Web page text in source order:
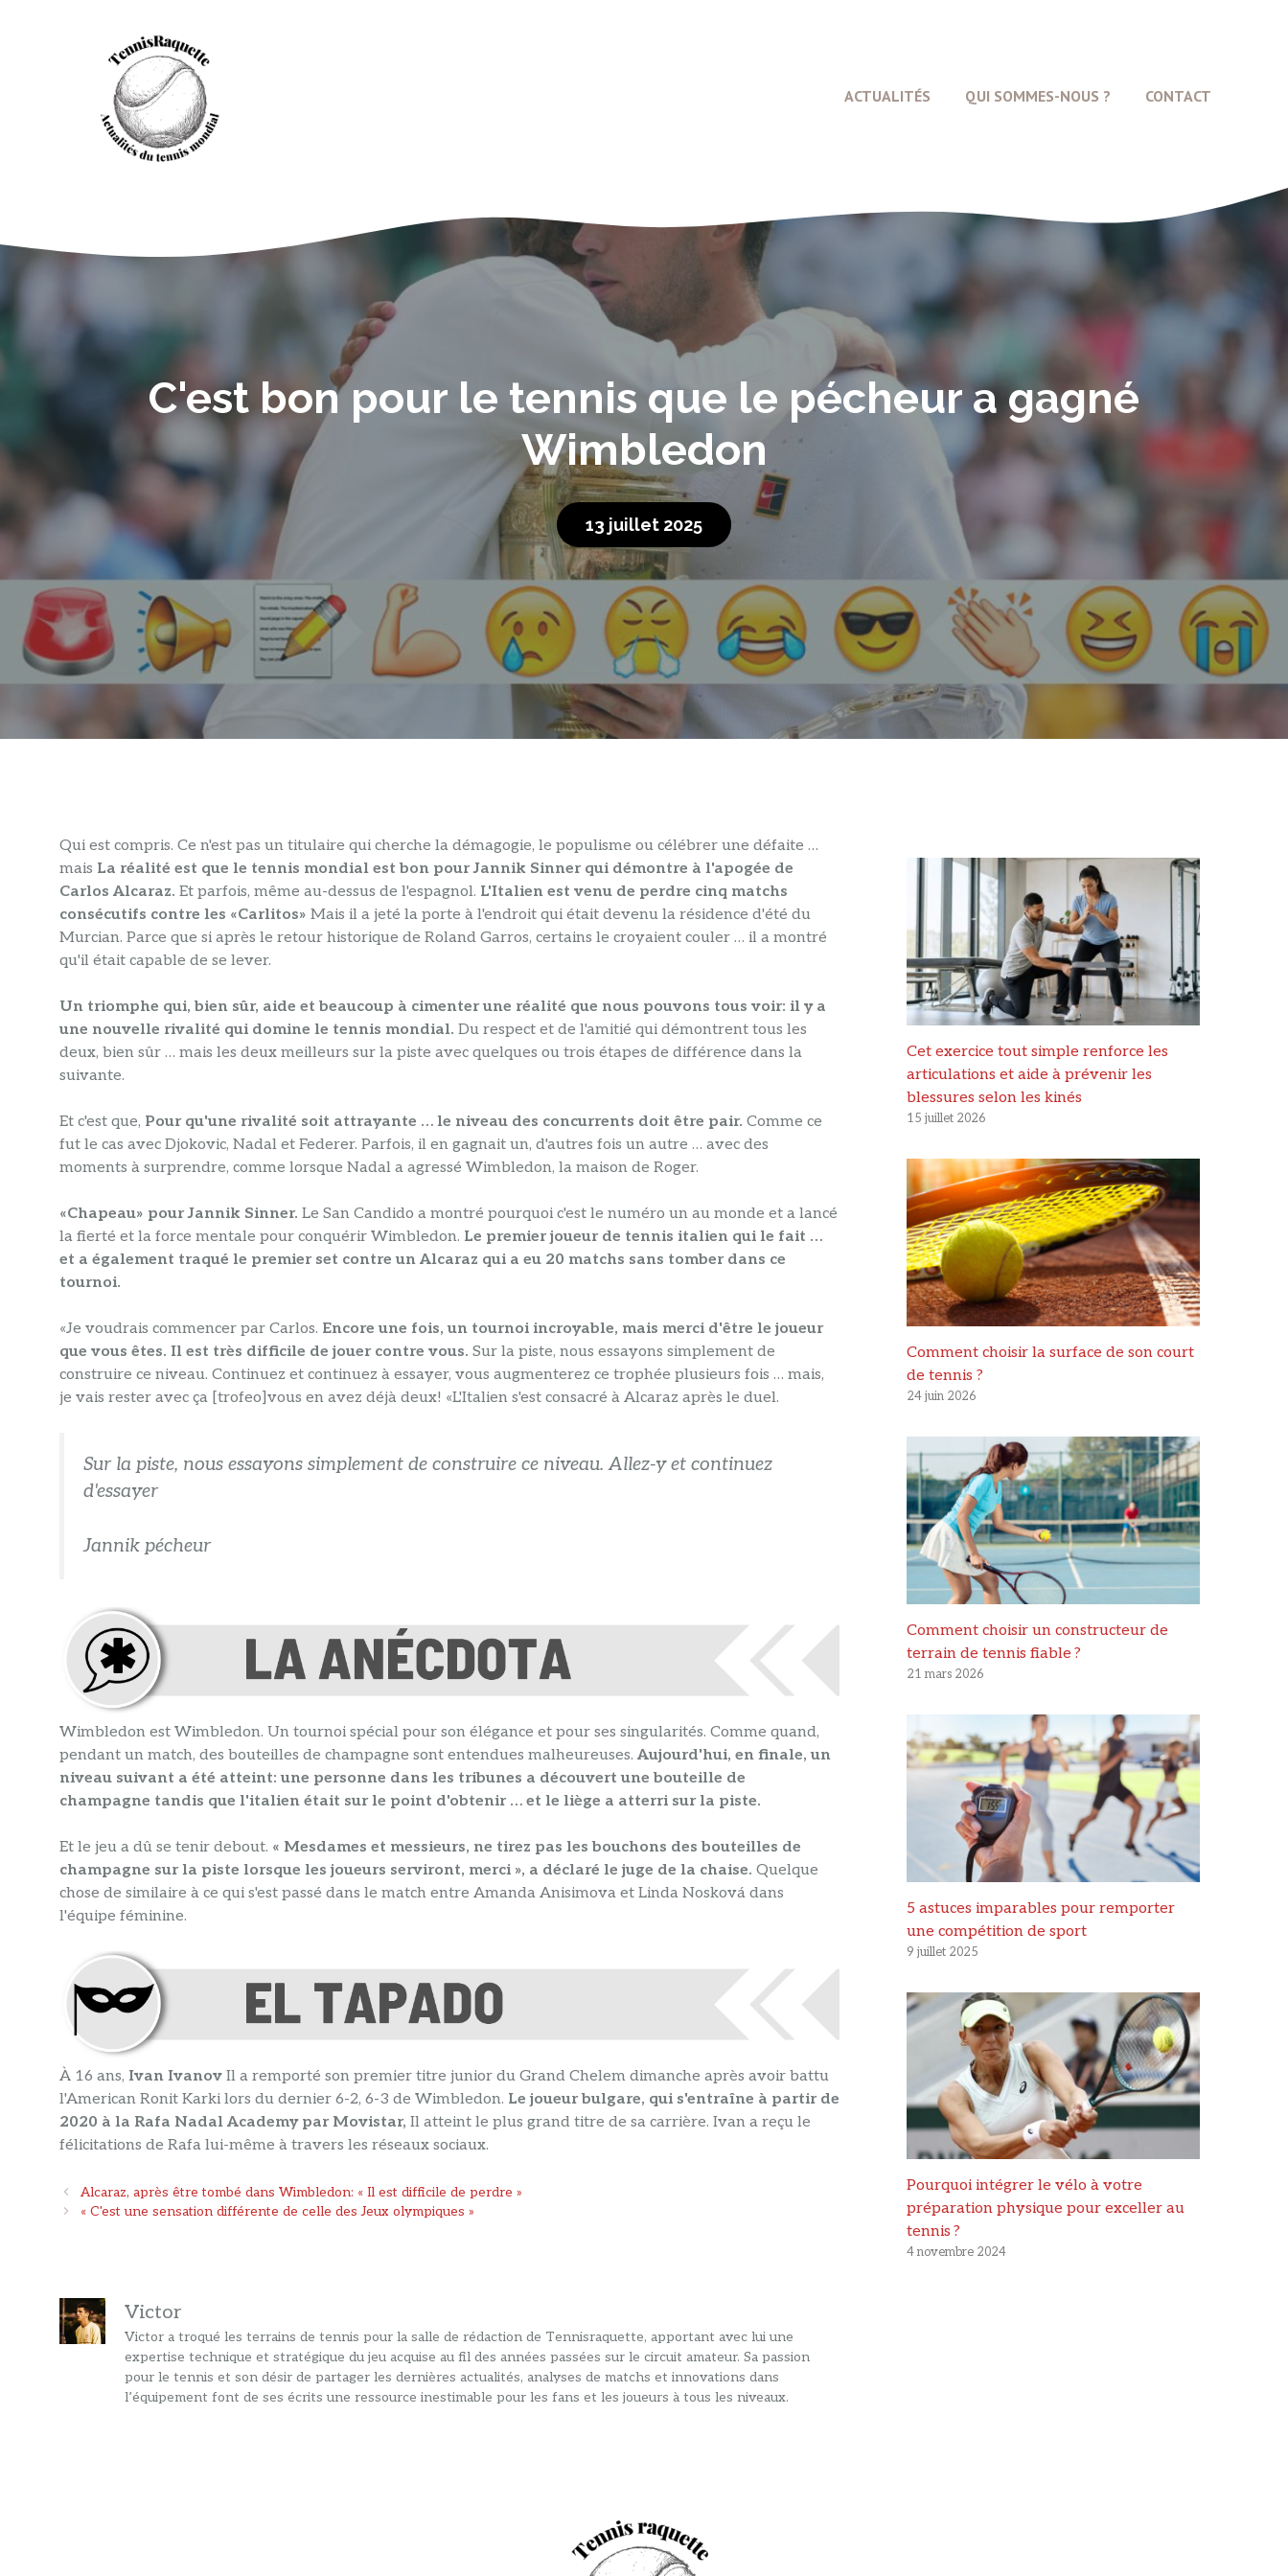
ACTUALITÉS QUI SOMMES-NOUS ? CONTACT
C'est bon pour le tennis que le pécheur a gagné
Wimbledon
13 juillet 2025
Qui est compris. Ce n'est pas un titulaire qui cherche la démagogie, le populisme ou célébrer une défaite …
mais La réalité est que le tennis mondial est bon pour Jannik Sinner qui démontre à l'apogée de
Carlos Alcaraz. Et parfois, même au-dessus de l'espagnol. L'Italien est venu de perdre cinq matchs
consécutifs contre les «Carlitos» Mais il a jeté la porte à l'endroit qui était devenu la résidence d'été du
Murcian. Parce que si après le retour historique de Roland Garros, certains le croyaient couler … il a montré
qu'il était capable de se lever.
Un triomphe qui, bien sûr, aide et beaucoup à cimenter une réalité que nous pouvons tous voir: il y a
une nouvelle rivalité qui domine le tennis mondial. Du respect et de l'amitié qui démontrent tous les
deux, bien sûr … mais les deux meilleurs sur la piste avec quelques ou trois étapes de différence dans la
suivante.
Et c'est que, Pour qu'une rivalité soit attrayante … le niveau des concurrents doit être pair. Comme ce
fut le cas avec Djokovic, Nadal et Federer. Parfois, il en gagnait un, d'autres fois un autre … avec des
moments à surprendre, comme lorsque Nadal a agressé Wimbledon, la maison de Roger.
«Chapeau» pour Jannik Sinner. Le San Candido a montré pourquoi c'est le numéro un au monde et a lancé
la fierté et la force mentale pour conquérir Wimbledon. Le premier joueur de tennis italien qui le fait …
et a également traqué le premier set contre un Alcaraz qui a eu 20 matchs sans tomber dans ce
tournoi.
«Je voudrais commencer par Carlos. Encore une fois, un tournoi incroyable, mais merci d'être le joueur
que vous êtes. Il est très difficile de jouer contre vous. Sur la piste, nous essayons simplement de
construire ce niveau. Continuez et continuez à essayer, vous augmenterez ce trophée plusieurs fois … mais,
je vais rester avec ça [trofeo]vous en avez déjà deux! «L'Italien s'est consacré à Alcaraz après le duel.
Sur la piste, nous essayons simplement de construire ce niveau. Allez-y et continuez
d'essayer
Jannik pécheur
Wimbledon est Wimbledon. Un tournoi spécial pour son élégance et pour ses singularités. Comme quand,
pendant un match, des bouteilles de champagne sont entendues malheureuses. Aujourd'hui, en finale, un
niveau suivant a été atteint: une personne dans les tribunes a découvert une bouteille de
champagne tandis que l'italien était sur le point d'obtenir … et le liège a atterri sur la piste.
Et le jeu a dû se tenir debout. « Mesdames et messieurs, ne tirez pas les bouchons des bouteilles de
champagne sur la piste lorsque les joueurs serviront, merci », a déclaré le juge de la chaise. Quelque
chose de similaire à ce qui s'est passé dans le match entre Amanda Anisimova et Linda Nosková dans
l'équipe féminine.
À 16 ans, Ivan Ivanov Il a remporté son premier titre junior du Grand Chelem dimanche après avoir battu
l'American Ronit Karki lors du dernier 6-2, 6-3 de Wimbledon. Le joueur bulgare, qui s'entraîne à partir de
2020 à la Rafa Nadal Academy par Movistar, Il atteint le plus grand titre de sa carrière. Ivan a reçu le
félicitations de Rafa lui-même à travers les réseaux sociaux.
Navigation
des
Alcaraz, après être tombé dans Wimbledon: « Il est difficile de perdre »
« C'est une sensation différente de celle des Jeux olympiques »
Victor
Victor a troqué les terrains de tennis pour la salle de rédaction de Tennisraquette, apportant avec lui une
expertise technique et stratégique du jeu acquise au fil des années passées sur le circuit amateur. Sa passion
pour le tennis et son désir de partager les dernières actualités, analyses de matchs et innovations dans
l’équipement font de ses écrits une ressource inestimable pour les fans et les joueurs à tous les niveaux.
Cet exercice tout simple renforce les
articulations et aide à prévenir les
blessures selon les kinés
15 juillet 2026
Comment choisir la surface de son court
de tennis ?
24 juin 2026
Comment choisir un constructeur de
terrain de tennis fiable ?
21 mars 2026
5 astuces imparables pour remporter
une compétition de sport
9 juillet 2025
Pourquoi intégrer le vélo à votre
préparation physique pour exceller au
tennis ?
4 novembre 2024